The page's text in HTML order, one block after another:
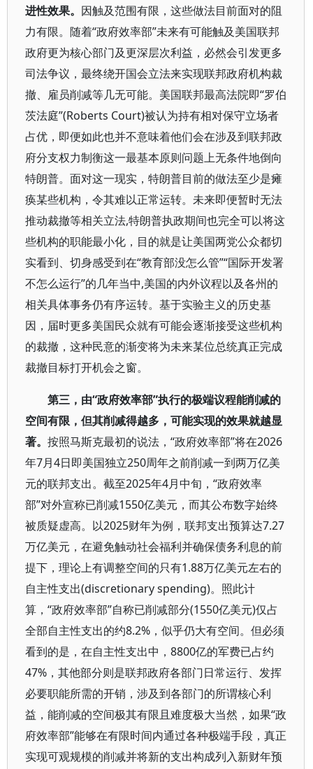
进性效果。 因触及范围有限，这些做法目前面对的阻
力有限。随着“政府效率部”未来有可能触及美国联邦
政府更为核心部门及更深层次利益，必然会引发更多
司法争议，最终绕开国会立法来实现联邦政府机构裁
撤、雇员削减等几无可能。美国联邦最高法院即“罗伯
茨法庭”(Roberts Court)被认为持有相对保守立场者
占优，即便如此也并不意味着他们会在涉及到联邦政
府分支权力制衡这一最基本原则问题上无条件地倒向
特朗普。面对这一现实，特朗普目前的做法至少是瘫
痪某些机构，令其难以正常运转。未来即便暂时无法
推动裁撤等相关立法,特朗普执政期间也完全可以将这
些机构的职能最小化，目的就是让美国两党公众都切
实看到、切身感受到在“教育部没怎么管”“国际开发署
不怎么运行”的几年当中,美国的内外议程以及各州的
相关具体事务仍有序运转。基于实验主义的历史基
因，届时更多美国民众就有可能会逐渐接受这些机构
的裁撤，这种民意的渐变将为未来某位总统真正完成
裁撤目标打开机会之窗。
第三，由“政府效率部”执行的极端议程能削减的
空间有限，但其削减得越多，可能实现的效果就越显
著。 按照马斯克最初的说法，“政府效率部”将在2026
年7月4日即美国独立250周年之前削减一到两万亿美
元的联邦支出。截至2025年4月中旬，“政府效率
部”对外宣称已削减1550亿美元，而其公布数字始终
被质疑虚高。以2025财年为例，联邦支出预算达7.27
万亿美元，在避免触动社会福利并确保债务利息的前
提下，理论上有调整空间的只有1.88万亿美元左右的
自主性支出(discretionary spending)。照此计
算，“政府效率部”自称已削减部分(1550亿美元)仅占
全部自主性支出的约8.2%，似乎仍大有空间。但必须
看到的是，在自主性支出中，8800亿的军费已占约
47%，其他部分则是联邦政府各部门日常运行、发挥
必要职能所需的开销，涉及到各部门的所谓核心利
益，能削减的空间极其有限且难度极大当然，如果“政
府效率部”能够在有限时间内通过各种极端手段，真正
实现可观规模的削减并将新的支出构成列入新财年预